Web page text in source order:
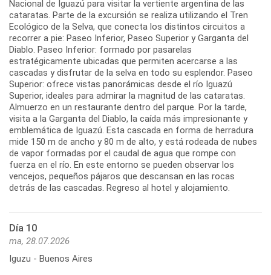
Nacional de Iguazú para visitar la vertiente argentina de las
cataratas. Parte de la excursión se realiza utilizando el Tren
Ecológico de la Selva, que conecta los distintos circuitos a
recorrer a pie: Paseo Inferior, Paseo Superior y Garganta del
Diablo. Paseo Inferior: formado por pasarelas
estratégicamente ubicadas que permiten acercarse a las
cascadas y disfrutar de la selva en todo su esplendor. Paseo
Superior: ofrece vistas panorámicas desde el río Iguazú
Superior, ideales para admirar la magnitud de las cataratas.
Almuerzo en un restaurante dentro del parque. Por la tarde,
visita a la Garganta del Diablo, la caída más impresionante y
emblemática de Iguazú. Esta cascada en forma de herradura
mide 150 m de ancho y 80 m de alto, y está rodeada de nubes
de vapor formadas por el caudal de agua que rompe con
fuerza en el río. En este entorno se pueden observar los
vencejos, pequeños pájaros que descansan en las rocas
detrás de las cascadas. Regreso al hotel y alojamiento.
Día 10
ma, 28.07.2026
Iguzu - Buenos Aires